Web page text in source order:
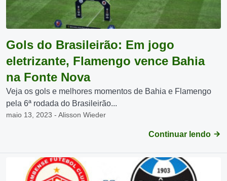
Gols do Brasileirão: Em jogo
eletrizante, Flamengo vence Bahia
na Fonte Nova
Veja os gols e melhores momentos de Bahia e Flamengo
pela 6ª rodada do Brasileirão...
maio 13, 2023 - Alisson Wieder
Continuar lendo